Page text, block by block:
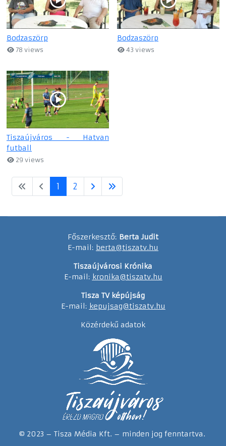
Bodzaszörp
78 views
Bodzaszörp
43 views
Tiszaújváros - Hatvan
futball
29 views
1 2
Főszerkesztő: Berta Judit
E-mail: berta@tiszatv.hu
Tiszaújvárosi Krónika
E-mail: kronika@tiszatv.hu
Tisza TV képújság
E-mail: kepujsag@tiszatv.hu
Közérdekű adatok
© 2023 – Tisza Média Kft. – minden jog fenntartva.